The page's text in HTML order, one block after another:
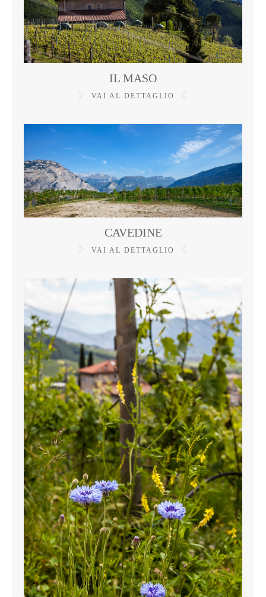
IL MASO
VAI AL DETTAGLIO
CAVEDINE
VAI AL DETTAGLIO